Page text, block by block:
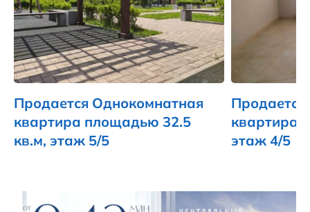
Продается Однокомнатная
квартира площадью 32.5
кв.м, этаж 5/5
Продается
квартира
этаж 4/5